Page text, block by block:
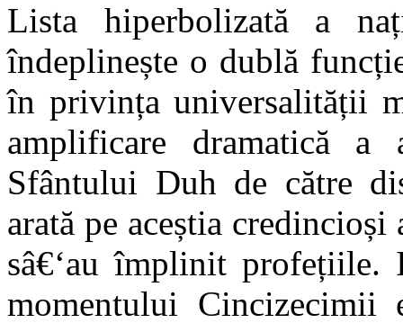
Lista hiperbolizată a
îndeplinește o dublă
în privința universalității
amplificare dramatică a
Sfântului Duh de către
arată pe aceștia
sâ€‘au împlinit profețiile.
momentului Cincizecimii